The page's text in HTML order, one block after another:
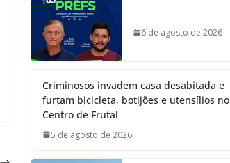
6 de agosto de 2026
Criminosos invadem casa desabitada e
furtam bicicleta, botijões e utensílios no
Centro de Frutal
5 de agosto de 2026